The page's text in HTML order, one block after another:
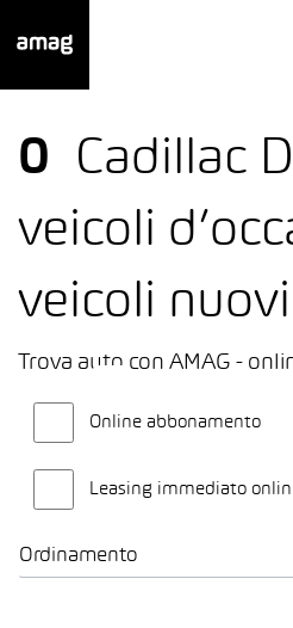
0
Cadillac
veicoli
veicoli nuovi
Trova auto con AMAG -
Online abbonamento
Leasing immediato
Ordinamento